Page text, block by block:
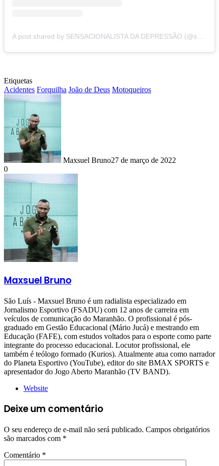
Etiquetas
Acidentes Forquilha João de Deus Motoqueiros
Maxsuel Bruno27 de março de 2022
0
Maxsuel Bruno
São Luís - Maxsuel Bruno é um radialista especializado em
Jornalismo Esportivo (FSADU) com 12 anos de carreira em
veículos de comunicação do Maranhão. O profissional é pós-
graduado em Gestão Educacional (Mário Jucá) e mestrando em
Educação (FAFE), com estudos voltados para o esporte como parte
integrante do processo educacional. Locutor profissional, ele
também é teólogo formado (Kurios). Atualmente atua como narrador
do Planeta Esportivo (YouTube), editor do site BMAX SPORTS e
apresentador do Jogo Aberto Maranhão (TV BAND).
Website
Deixe um comentário
O seu endereço de e-mail não será publicado. Campos obrigatórios
são marcados com *
Comentário *